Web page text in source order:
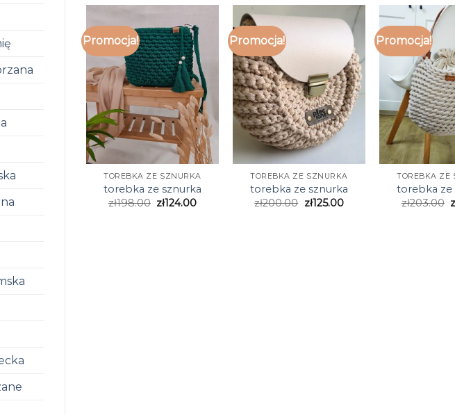
Promocja!
TOREBKA ZE SZNURKA
torebka ze sznurka
zł198.00 zł124.00
Promocja!
TOREBKA ZE SZNURKA
torebka ze sznurka
zł200.00 zł125.00
Promocja!
TOREBKA ZE
torebka ze
zł203.00